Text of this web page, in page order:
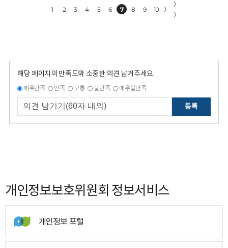
1 2 3 4 5 6 7 8 9 10 〉
〉
〉
해당 페이지의 만족도와 소중한 의견 남겨주세요.
매우만족 만족 보통 불만족 매우불만족
등록
개인정보보호위원회 정보서비스
개인정보 포털